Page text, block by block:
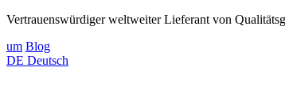
Vertrauenswürdiger weltweiter Lieferant von
um Blog
DE Deutsch